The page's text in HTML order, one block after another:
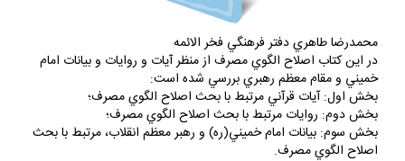
محمدرضا طاهري دفتر فرهنگي فخر الائمه
در اين كتاب اصلاح الگوي مصرف از منظر آيات و روايات و بيانات امام
خميني و مقام معظم رهبري بررسي شده است:
بخش اول: آيات قرآني مرتبط با بحث اصلاح الگوي مصرف؛
بخش دوم: روايات مرتبط با بحث اصلاح الگوي مصرف؛
بخش سوم: بيانات امام خميني(ره) و رهبر معظم انقلاب، مرتبط با بحث
اصلاح الگوي مصرف.